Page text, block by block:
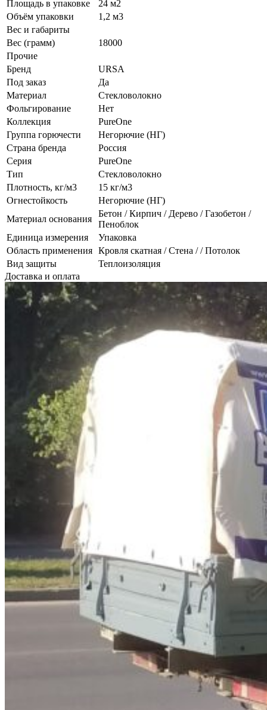
Площадь в упаковке
24 м2
Объём упаковки
1,2 м3
Вес и габариты
Вес (грамм)
18000
Прочие
Бренд
URSA
Под заказ
Да
Материал
Стекловолокно
Фольгирование
Нет
Коллекция
PureOne
Группа горючести
Негорючие (НГ)
Страна бренда
Россия
Серия
PureOne
Тип
Стекловолокно
Плотность, кг/м3
15 кг/м3
Огнестойкость
Негорючие (НГ)
Материал основания
Бетон / Кирпич / Дерево / Газобетон /
Пеноблок
Единица измерения
Упаковка
Область применения Кровля скатная / Стена / / Потолок
Вид защиты
Теплоизоляция
Доставка и оплата